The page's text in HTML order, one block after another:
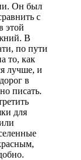
Он был
с
этой
В
по пути
то, как
лучше, и
в
писать.
для